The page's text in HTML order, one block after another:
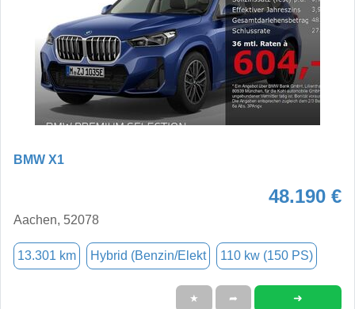
BMW X1
48.190 €
Aachen, 52078
13.301 km Hybrid (Benzin/Elekt 110 kw (150 PS)
★ ➦ ➜